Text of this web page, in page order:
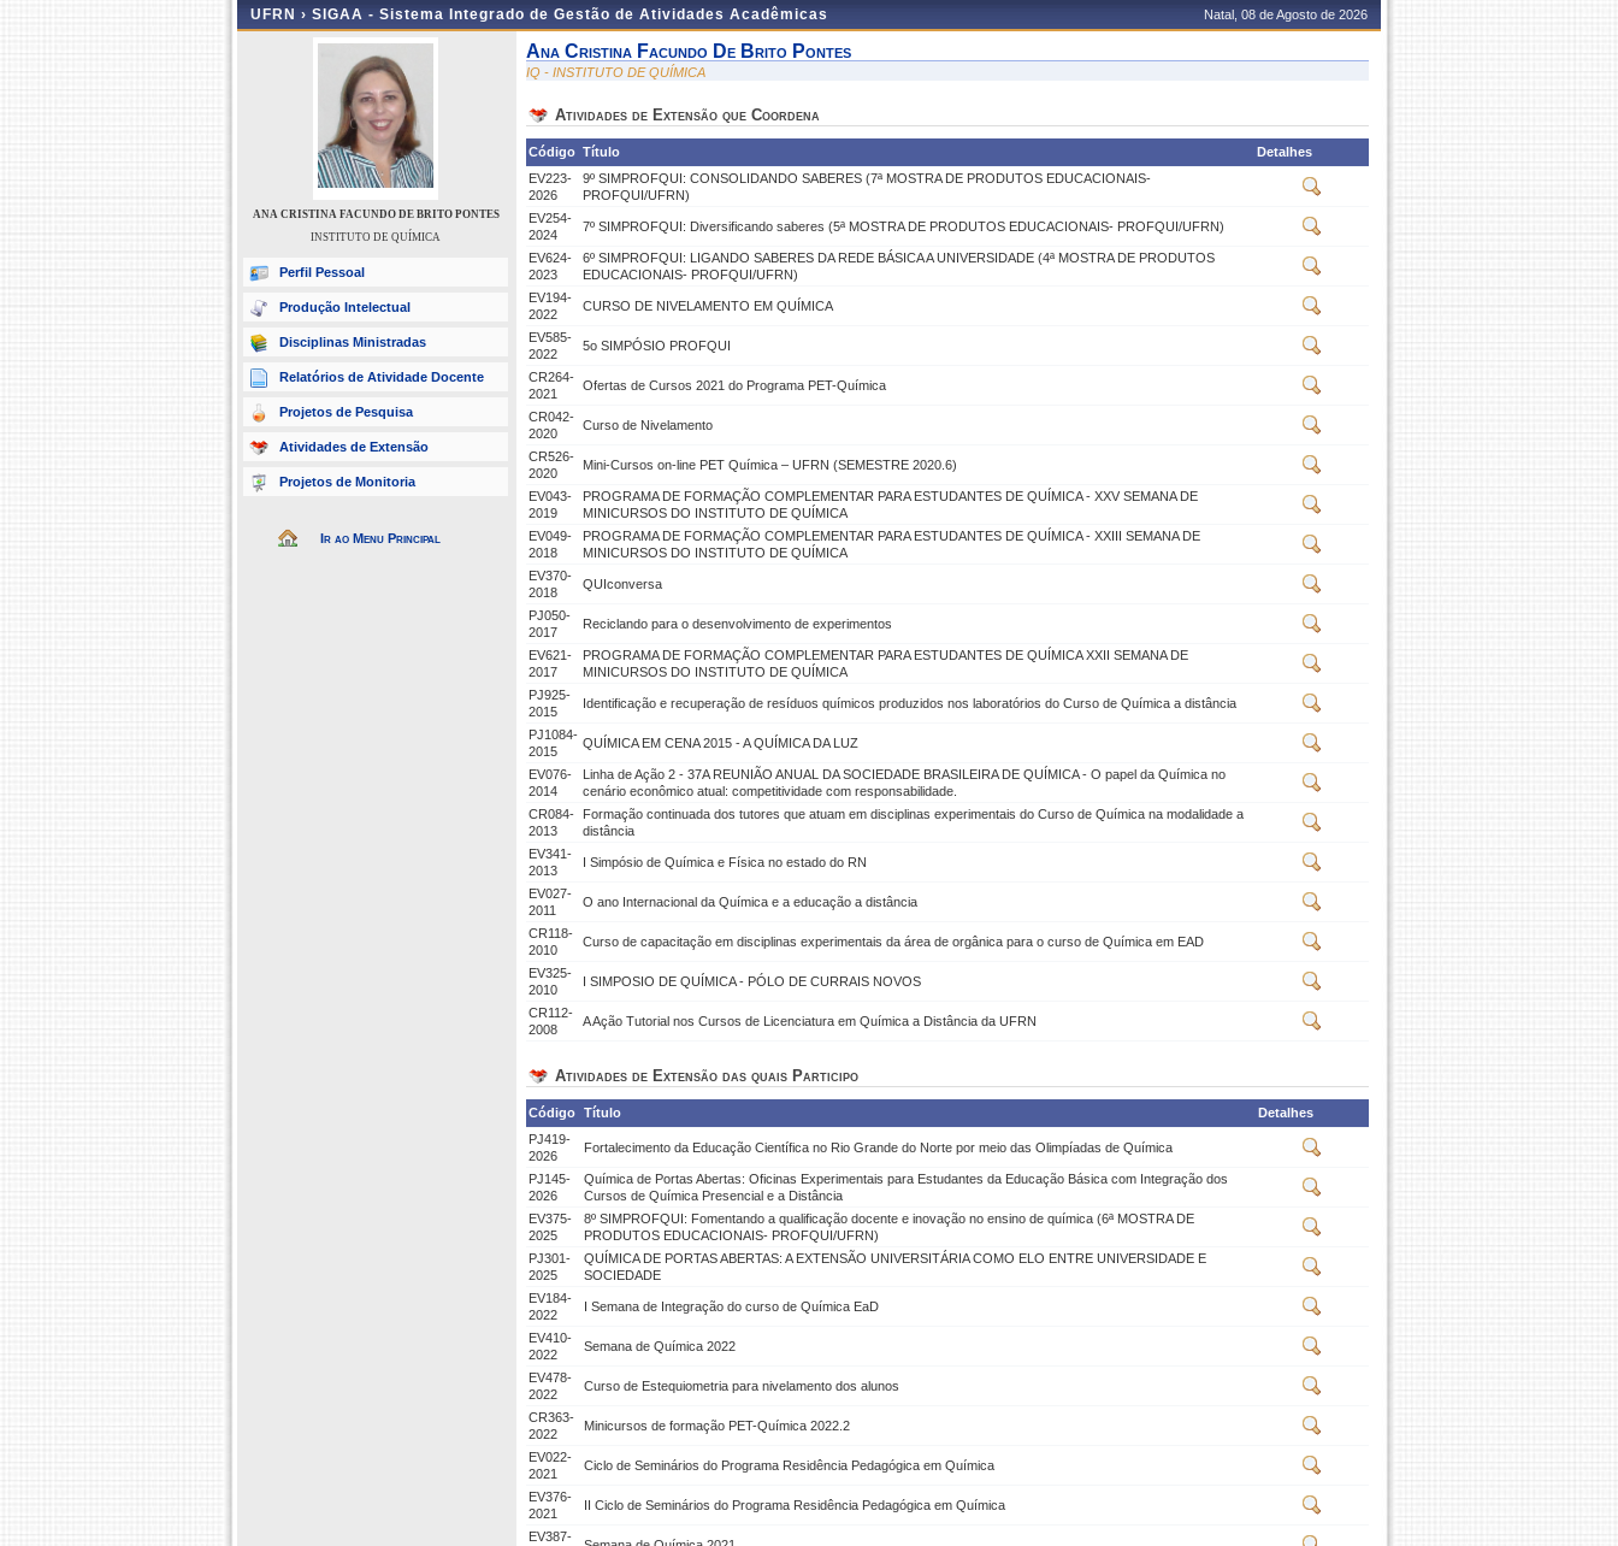
UFRN › SIGAA - Sistema Integrado de Gestão de Atividades Acadêmicas Natal, 08 de Agosto de 2026
ANA CRISTINA FACUNDO DE BRITO PONTES
INSTITUTO DE QUÍMICA
Perfil Pessoal
Produção Intelectual
Disciplinas Ministradas
Relatórios de Atividade Docente
Projetos de Pesquisa
Atividades de Extensão
Projetos de Monitoria
Ir ao Menu Principal
Ana Cristina Facundo De Brito Pontes
IQ - INSTITUTO DE QUÍMICA
Atividades de Extensão que Coordena
Código Título
Detalhes
EV223-
2026
9º SIMPROFQUI: CONSOLIDANDO SABERES (7ª MOSTRA DE PRODUTOS EDUCACIONAIS-
PROFQUI/UFRN)
EV254-
2024
7º SIMPROFQUI: Diversificando saberes (5ª MOSTRA DE PRODUTOS EDUCACIONAIS- PROFQUI/UFRN)
EV624-
2023
6º SIMPROFQUI: LIGANDO SABERES DA REDE BÁSICA A UNIVERSIDADE (4ª MOSTRA DE PRODUTOS
EDUCACIONAIS- PROFQUI/UFRN)
EV194-
2022
CURSO DE NIVELAMENTO EM QUÍMICA
EV585-
2022
5o SIMPÓSIO PROFQUI
CR264-
2021
Ofertas de Cursos 2021 do Programa PET-Química
CR042-
2020
Curso de Nivelamento
CR526-
2020
Mini-Cursos on-line PET Química – UFRN (SEMESTRE 2020.6)
EV043-
2019
PROGRAMA DE FORMAÇÃO COMPLEMENTAR PARA ESTUDANTES DE QUÍMICA - XXV SEMANA DE
MINICURSOS DO INSTITUTO DE QUÍMICA
EV049-
2018
PROGRAMA DE FORMAÇÃO COMPLEMENTAR PARA ESTUDANTES DE QUÍMICA - XXIII SEMANA DE
MINICURSOS DO INSTITUTO DE QUÍMICA
EV370-
2018
QUIconversa
PJ050-
2017
Reciclando para o desenvolvimento de experimentos
EV621-
2017
PROGRAMA DE FORMAÇÃO COMPLEMENTAR PARA ESTUDANTES DE QUÍMICA XXII SEMANA DE
MINICURSOS DO INSTITUTO DE QUÍMICA
PJ925-
2015
Identificação e recuperação de resíduos químicos produzidos nos laboratórios do Curso de Química a distância
PJ1084-
2015
QUÍMICA EM CENA 2015 - A QUÍMICA DA LUZ
EV076-
2014
Linha de Ação 2 - 37A REUNIÃO ANUAL DA SOCIEDADE BRASILEIRA DE QUÍMICA - O papel da Química no
cenário econômico atual: competitividade com responsabilidade.
CR084-
2013
Formação continuada dos tutores que atuam em disciplinas experimentais do Curso de Química na modalidade a
distância
EV341-
2013
I Simpósio de Química e Física no estado do RN
EV027-
2011
O ano Internacional da Química e a educação a distância
CR118-
2010
Curso de capacitação em disciplinas experimentais da área de orgânica para o curso de Química em EAD
EV325-
2010
I SIMPOSIO DE QUÍMICA - PÓLO DE CURRAIS NOVOS
CR112-
2008
A Ação Tutorial nos Cursos de Licenciatura em Química a Distância da UFRN
Atividades de Extensão das quais Participo
Código Título
Detalhes
PJ419-
2026
Fortalecimento da Educação Científica no Rio Grande do Norte por meio das Olimpíadas de Química
PJ145-
2026
Química de Portas Abertas: Oficinas Experimentais para Estudantes da Educação Básica com Integração dos
Cursos de Química Presencial e a Distância
EV375-
2025
8º SIMPROFQUI: Fomentando a qualificação docente e inovação no ensino de química (6ª MOSTRA DE
PRODUTOS EDUCACIONAIS- PROFQUI/UFRN)
PJ301-
2025
QUÍMICA DE PORTAS ABERTAS: A EXTENSÃO UNIVERSITÁRIA COMO ELO ENTRE UNIVERSIDADE E
SOCIEDADE
EV184-
2022
I Semana de Integração do curso de Química EaD
EV410-
2022
Semana de Química 2022
EV478-
2022
Curso de Estequiometria para nivelamento dos alunos
CR363-
2022
Minicursos de formação PET-Química 2022.2
EV022-
2021
Ciclo de Seminários do Programa Residência Pedagógica em Química
EV376-
2021
II Ciclo de Seminários do Programa Residência Pedagógica em Química
EV387-